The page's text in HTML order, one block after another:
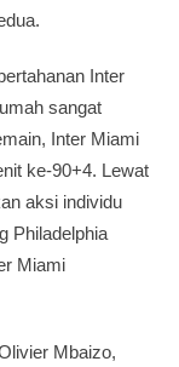
Inter
sangat
Inter Miami
ke-90+4. Lewat
aksi individu
Philadelphia
Miami
Mbaizo,